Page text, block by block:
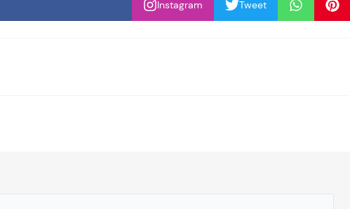
Instagram Tweet